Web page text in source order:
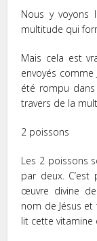
Nous y voyons
multitude qui
Mais cela est
envoyés
été rompu
travers de la
2 poissons
Les 2 poissons
par deux.
œuvre divine
nom de Jésus
lit cette vitamine